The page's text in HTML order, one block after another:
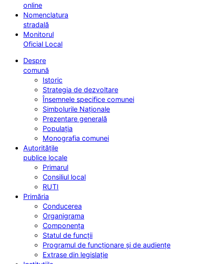
online
Nomenclatura
stradală
Monitorul
Oficial Local
Despre
comună
Istoric
Strategia de dezvoltare
Însemnele specifice comunei
Simbolurile Naționale
Prezentare generală
Populația
Monografia comunei
Autoritățile
publice locale
Primarul
Consiliul local
RUTI
Primăria
Conducerea
Organigrama
Componența
Statul de funcții
Programul de funcționare și de audiențe
Extrase din legislație